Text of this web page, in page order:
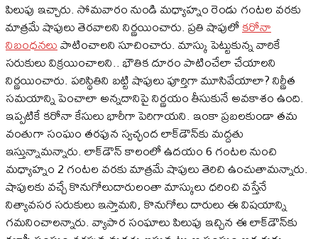
పిలుపు ఇచ్చారు. సోమవారం నుండి మధ్యాహ్నం రెండు గంటల వరకు
మాత్రమే షాపులు తెరవాలని నిర్ణయించారు. ప్రతి షాపులోకరోనా
నిబంధనలుపాటించాలని సూచించారు. మాస్కు పెట్టుకున్న వారికే
సరుకులు విక్రయించాలని.. భౌతిక దూరం పాటించేలా చేయాలని
నిర్ణయించారు. పరిస్థితిని బట్టి షాపులు పూర్తిగా మూసివేయాలా? నిర్ణీత
సమయాన్ని పెంచాలా అన్నదానిపై నిర్ణయం తీసుకునే అవకాశం ఉంది.
ఇప్పటికే కరోనా కేసులు భారీగా పెరిగాయని. ఇంకా ప్రబలకుండా తమ
వంతుగా సంఘం తరఫున స్వచ్ఛంద లాక్‌డౌన్‌కు మద్దతు
ఇస్తున్నామన్నారు. లాక్‌డౌన్‌ కాలంలో ఉదయం 6 గంటల నుంచి
మధ్యాహ్నం 2 గంటల వరకు మాత్రమే షాపులు తెరిచి ఉంచుతామన్నారు.
షాపులకు వచ్చే కొనుగోలుదారులంతా మాస్కులు ధరించి వస్తేనే
నిత్యావసర సరుకులు ఇస్తామని, కొనుగోలు దారులు ఈ విషయాన్ని
గమనించాలన్నారు. వ్యాపార సంఘాలు పిలుపు ఇచ్చిన ఈ లాక్‌డౌన్‌కు